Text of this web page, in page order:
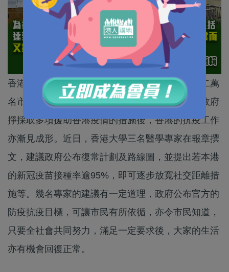
香港新冠疫情進入橫行期，每天穩定維持在超過二萬
名市民確診，疫情明顯未見回落。幸好，在中央政府
掙採取多項援助香港疫情的措施後，香港的抗疫工作
亦漸見成形。近日，香港大學三名醫學專家在報章撰
文，建議政府公布復常計劃及路線圖，並提出若本港
的新冠疫苗接種率逾95%，即可逐步放寬社交距離措
施等。幾名專家的建議有一定道理，政府公布官方的
防疫抗疫目標，可讓市民有所依循，亦令市民知道，
只要全社會共同努力，滿足一定要求後，大家的生活
亦有機會回復正常。